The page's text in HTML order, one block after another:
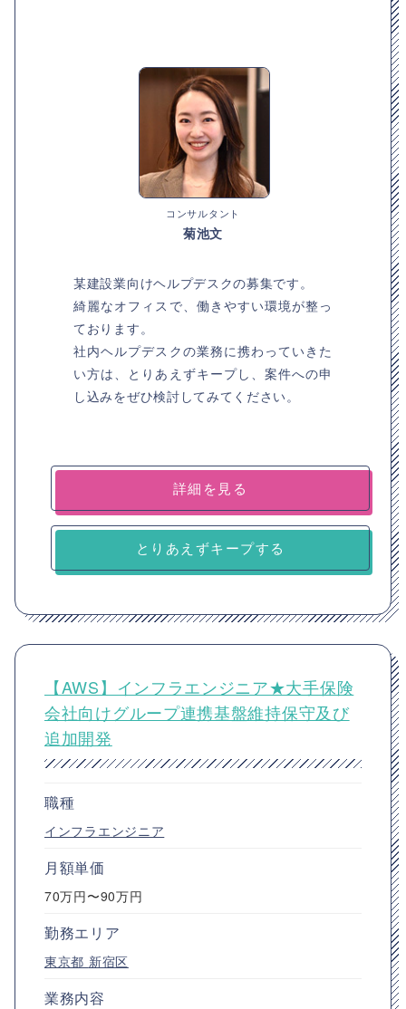
コンサルタント
菊池文
某建設業向けヘルプデスクの募集です。
綺麗なオフィスで、働きやすい環境が整っ
ております。
社内ヘルプデスクの業務に携わっていきた
い方は、とりあえずキープし、案件への申
し込みをぜひ検討してみてください。
詳細を見る
とりあえずキープする
【AWS】インフラエンジニア★大手保険
会社向けグループ連携基盤維持保守及び
追加開発
職種
インフラエンジニア
月額単価
70万円〜90万円
勤務エリア
東京都 新宿区
業務内容